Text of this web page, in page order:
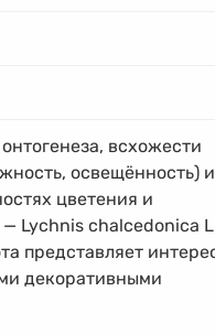
всхожести
освещённость) и
цветения и
Lychnis chalcedonica
представляет
декоративными